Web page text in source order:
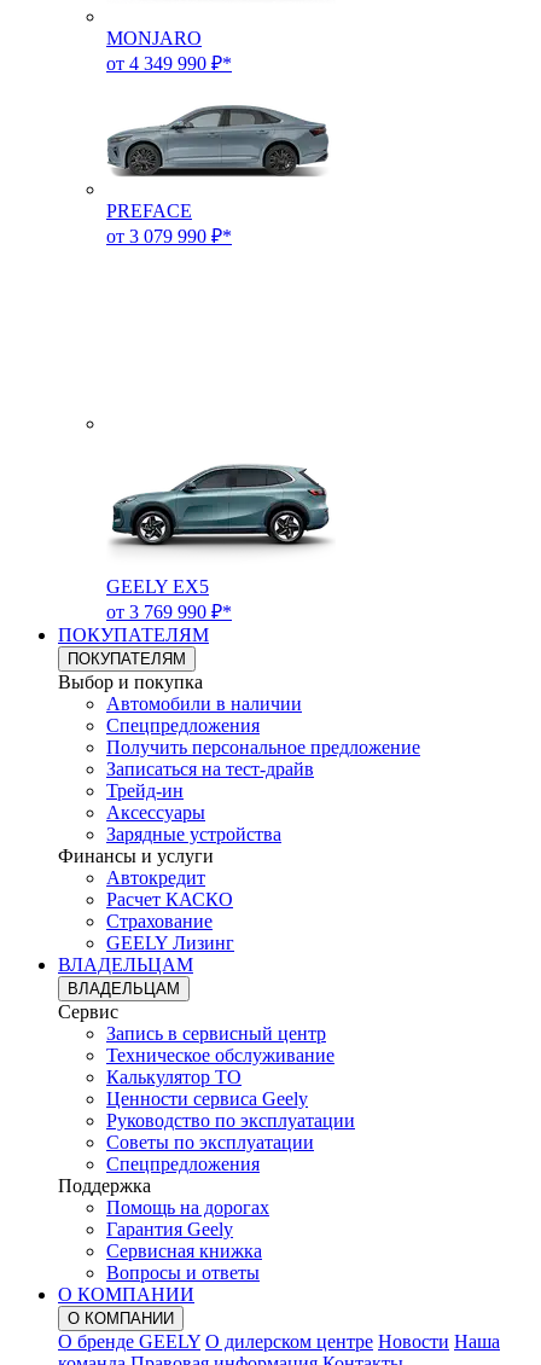
MONJARO
от 4 349 990 ₽*
PREFACE
от 3 079 990 ₽*
GEELY EX5
от 3 769 990 ₽*
ПОКУПАТЕЛЯМ
ПОКУПАТЕЛЯМ
Выбор и покупка
Автомобили в наличии
Спецпредложения
Получить персональное предложение
Записаться на тест-драйв
Трейд-ин
Аксессуары
Зарядные устройства
Финансы и услуги
Автокредит
Расчет КАСКО
Страхование
GEELY Лизинг
ВЛАДЕЛЬЦАМ
ВЛАДЕЛЬЦАМ
Сервис
Запись в сервисный центр
Техническое обслуживание
Калькулятор ТО
Ценности сервиса Geely
Руководство по эксплуатации
Советы по эксплуатации
Спецпредложения
Поддержка
Помощь на дорогах
Гарантия Geely
Сервисная книжка
Вопросы и ответы
О КОМПАНИИ
О КОМПАНИИ
О бренде GEELY О дилерском центре Новости Наша